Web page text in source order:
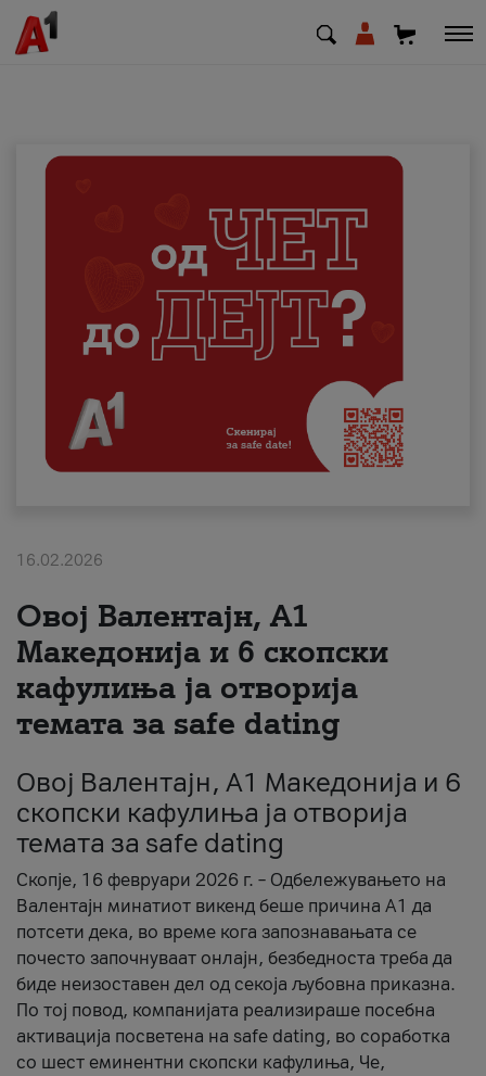
Деловни
Поддршка
Надополни кредит
Плати сметка
#ПодобарОнлајн
16.02.2026
Овој Валентајн, A1
Македонија и 6 скопски
кафулиња ја отворија
темата за safe dating
Овој Валентајн, A1 Македонија и 6
скопски кафулиња ја отворија
темата за safe dating
Скопје, 16 февруари 2026 г. – Одбележувањето на
Валентајн минатиот викенд беше причина А1 да
потсети дека, во време кога запознавањата се
почесто започнуваат онлајн, безбедноста треба да
биде неизоставен дел од секоја љубовна приказна.
По тој повод, компанијата реализираше посебна
активација посветена на safe dating, во соработка
со шест еминентни скопски кафулиња, Че,